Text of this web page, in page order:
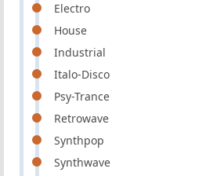
Electro
House
Industrial
Italo-Disco
Psy-Trance
Retrowave
Synthpop
Synthwave